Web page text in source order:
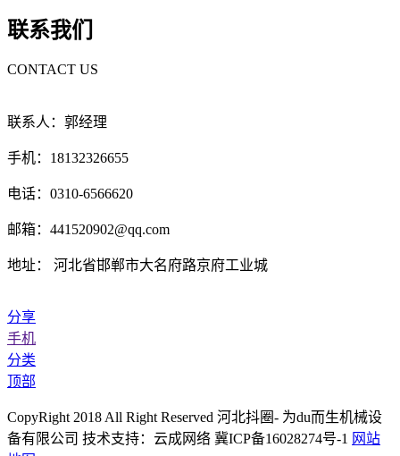
联系我们
CONTACT US
联系人：郭经理
手机：18132326655
电话：0310-6566620
邮箱：441520902@qq.com
地址： 河北省邯郸市大名府路京府工业城
分享
手机
分类
顶部
CopyRight 2018 All Right Reserved 河北抖圈- 为du而生机械设
备有限公司 技术支持：云成网络 冀ICP备16028274号-1 网站